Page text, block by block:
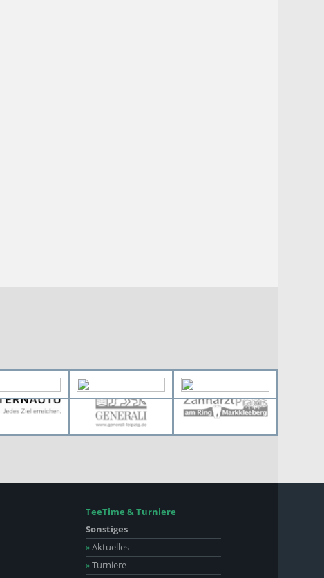
TeeTime & Turniere
Sonstiges
»Aktuelles
»Turniere